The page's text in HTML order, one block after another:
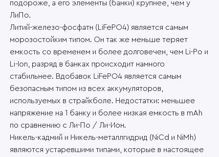
подороже, а его элементы (банки) крупнее, чем у
ЛиПо.
Литий-железо-фосфатн (LiFePO4) является самым
морозостойким типом. Он так же меньше теряет
емкость со временем и более долговечен, чем Li-Po и
Li-Ion, разряд в банках происходит намного
стабильнее. Вдобавок LiFePO4 является самым
безопасным типом из всех аккумуляторов,
используемых в страйкболе. Недостатки: меньшее
напряжение на 1 банку и более низкая емкость в mAh
по сравнению с Ли-По / Ли-Ион.
Никель-кадмий и Никель-металлгидрид (NiCd и NiMh)
являются устаревшими типами, которые в настоящее